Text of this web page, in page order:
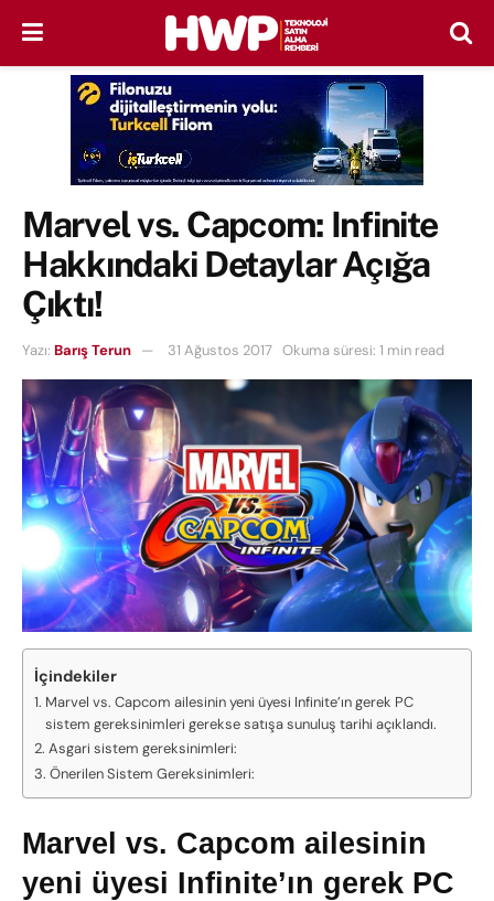
Marvel vs. Capcom: Infinite
Hakkındaki Detaylar Açığa
Çıktı!
Yazı: Barış Terun 31 Ağustos 2017 Okuma süresi: 1 min read
İçindekiler
Marvel vs. Capcom ailesinin yeni üyesi Infinite’ın gerek PC
sistem gereksinimleri gerekse satışa sunuluş tarihi açıklandı.
Asgari sistem gereksinimleri:
Önerilen Sistem Gereksinimleri:
Marvel vs. Capcom ailesinin
yeni üyesi Infinite’ın gerek PC